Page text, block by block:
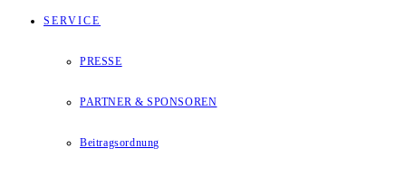
SERVICE
PRESSE
PARTNER & SPONSOREN
Beitragsordnung